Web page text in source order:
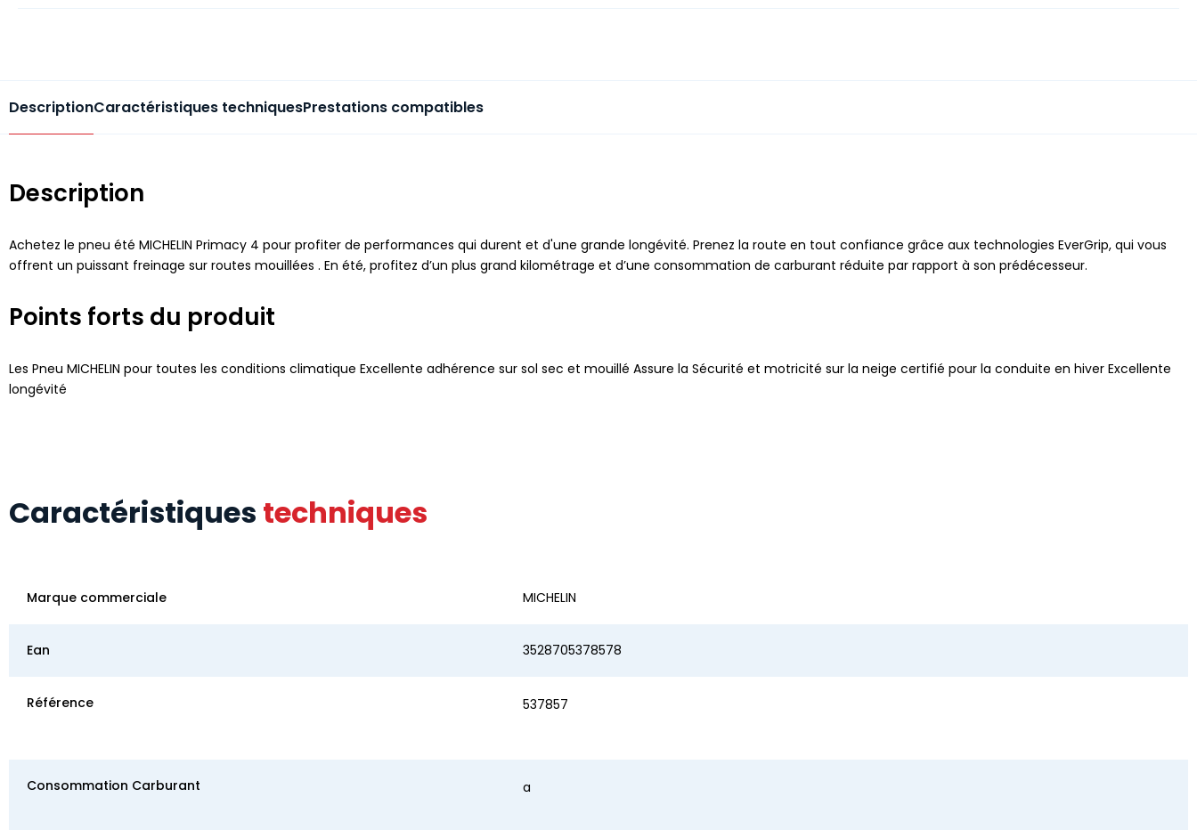
DescriptionCaractéristiques techniquesPrestations compatibles
Description
Achetez le pneu été MICHELIN Primacy 4 pour profiter de performances qui durent et d'une grande longévité. Prenez la route en tout confiance grâce aux technologies EverGrip, qui vous
offrent un puissant freinage sur routes mouillées . En été, profitez d’un plus grand kilométrage et d’une consommation de carburant réduite par rapport à son prédécesseur.
Points forts du produit
Les Pneu MICHELIN pour toutes les conditions climatique Excellente adhérence sur sol sec et mouillé Assure la Sécurité et motricité sur la neige certifié pour la conduite en hiver Excellente
longévité
Caractéristiques techniques
Marque commerciale MICHELIN
Ean 3528705378578
Référence 537857
Consommation Carburant a